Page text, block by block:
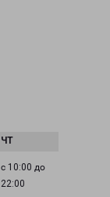
с 10:00 до
22:00